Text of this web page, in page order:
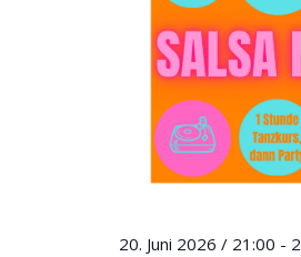
20. Juni 2026 / 21:00 -